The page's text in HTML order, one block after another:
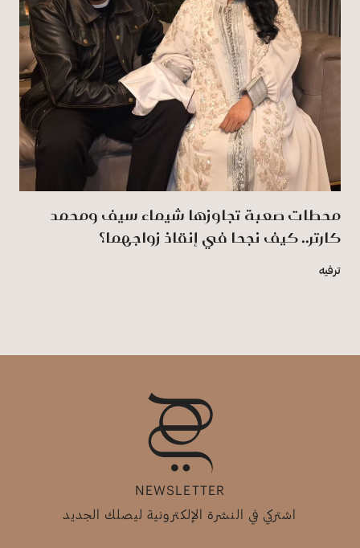
محطات صعبة تجاوزها شيماء سيف ومحمد
كارتر.. كيف نجحا في إنقاذ زواجهما؟
ترفيه
NEWSLETTER
اشتركي في النشرة الإلكترونية ليصلك الجديد